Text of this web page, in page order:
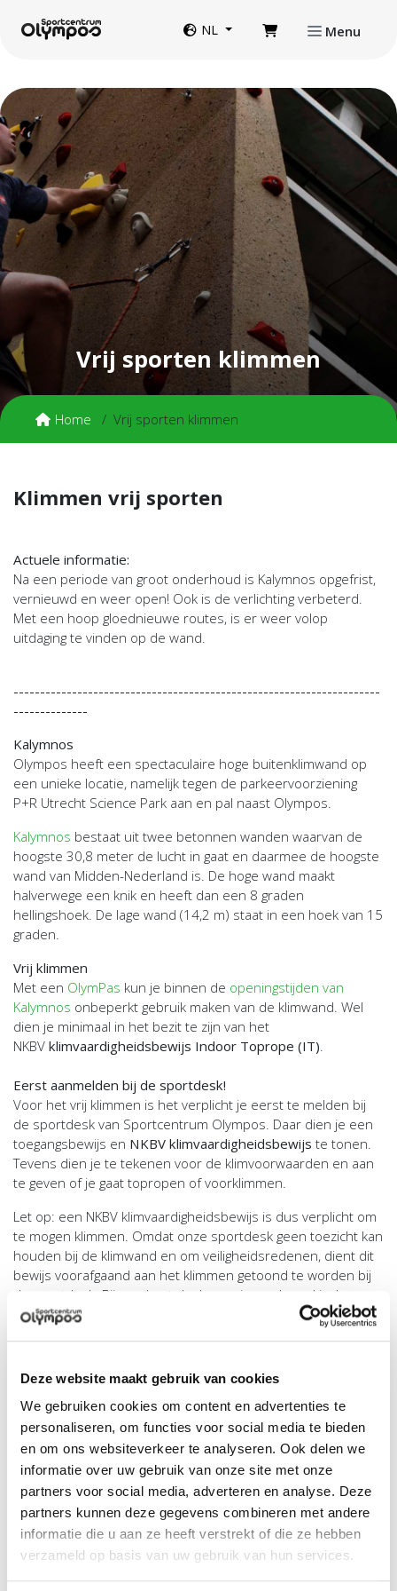
Deze website maakt gebruik van cookies
We gebruiken cookies om content en advertenties te
personaliseren, om functies voor social media te bieden
en om ons websiteverkeer te analyseren. Ook delen we
informatie over uw gebruik van onze site met onze
partners voor social media, adverteren en analyse. Deze
partners kunnen deze gegevens combineren met andere
informatie die u aan ze heeft verstrekt of die ze hebben
verzameld op basis van uw gebruik van hun services.
NL Menu
Vrij sporten klimmen
Home Vrij sporten klimmen
Klimmen vrij sporten
Actuele informatie:
Na een periode van groot onderhoud is Kalymnos opgefrist,
vernieuwd en weer open! Ook is de verlichting verbeterd.
Met een hoop gloednieuwe routes, is er weer volop
uitdaging te vinden op de wand.
---------------------------------------------------------------------
--------------
Kalymnos
Olympos heeft een spectaculaire hoge buitenklimwand op
een unieke locatie, namelijk tegen de parkeervoorziening
P+R Utrecht Science Park aan en pal naast Olympos.
Kalymnos bestaat uit twee betonnen wanden waarvan de
hoogste 30,8 meter de lucht in gaat en daarmee de hoogste
wand van Midden-Nederland is. De hoge wand maakt
halverwege een knik en heeft dan een 8 graden
hellingshoek. De lage wand (14,2 m) staat in een hoek van 15
graden.
Vrij klimmen
Met een OlymPas kun je binnen de openingstijden van
Kalymnos onbeperkt gebruik maken van de klimwand. Wel
dien je minimaal in het bezit te zijn van het
NKBV klimvaardigheidsbewijs Indoor Toprope (IT).
Eerst aanmelden bij de sportdesk!
Voor het vrij klimmen is het verplicht je eerst te melden bij
de sportdesk van Sportcentrum Olympos. Daar dien je een
toegangsbewijs en NKBV klimvaardigheidsbewijs te tonen.
Tevens dien je te tekenen voor de klimvoorwaarden en aan
te geven of je gaat topropen of voorklimmen.
Let op: een NKBV klimvaardigheidsbewijs is dus verplicht om
te mogen klimmen. Omdat onze sportdesk geen toezicht kan
houden bij de klimwand en om veiligheidsredenen, dient dit
bewijs voorafgaand aan het klimmen getoond te worden bij
de sportdesk. Bij voorbaat dank voor je medewerking!
Toprope klimmen (vereist: toprope klimvaardigheidsbewijs
klimmen. Dit kan op de 16 á 17 touwlijnen waar een touw
hangt. Bij slecht weer of overmacht kan er besloten worden
om de wand te sluiten. Dit zal dan worden aangegeven op
deze pagina onder Actuele informatie.
Voorklimmen (vereist: voorklimmen klimvaardigheidsbewijs
NKBV)
Er is te weinig vraag naar de mogelijkheid om voor te
klimmen, daarom wordt er alleen op (onregelmatige)
specifieke tijden een wanddeel aangewezen om voor te